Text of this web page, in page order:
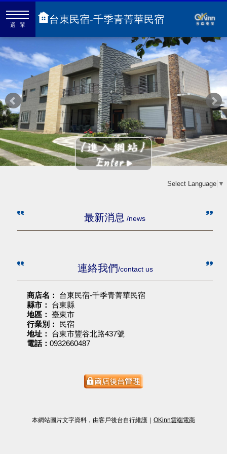
選單 台東民宿-千季青菁華民宿
Select Language ▼
最新消息 /news
連絡我們/contact us
商店名：
台東民宿-千季青菁華民宿
縣市：
台東縣
地區： 臺東市
行業別：
民宿
地址：
台東市豐谷北路437號
電話： 0932660487
本網站圖片文字資料，由客戶後台自行維護｜ OKinn雲端電商